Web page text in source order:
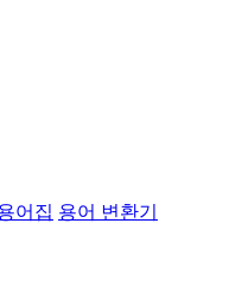
어집 용어 변환기